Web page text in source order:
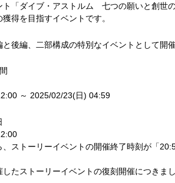
ト「ダイブ・アストルム 七つの願いと創世
得を目指すイベントです。
と後編、二部構成の特別なイベントとして開
～ 2025/02/23(日) 04:59
ストーリーイベントの開催終了時刻が「
たストーリーイベントの復刻開催につきま